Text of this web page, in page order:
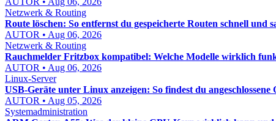
Netzwerk & Routing
Route löschen: So entfernst du gespeicherte Routen schnell und
AUTOR • Aug 06, 2026
Netzwerk & Routing
Rauchmelder Fritzbox kompatibel: Welche Modelle wirklich
AUTOR • Aug 06, 2026
Linux-Server
USB-Geräte unter Linux anzeigen: So findest du angeschlossene
AUTOR • Aug 05, 2026
Systemadministration